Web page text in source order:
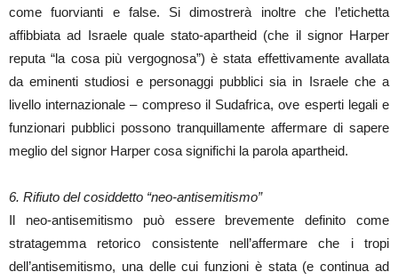
come fuorvianti e false. Si dimostrerà inoltre che l’etichetta
affibbiata ad Israele quale stato-apartheid (che il signor Harper
reputa “la cosa più vergognosa”) è stata effettivamente avallata
da eminenti studiosi e personaggi pubblici sia in Israele che a
livello internazionale – compreso il Sudafrica, ove esperti legali e
funzionari pubblici possono tranquillamente affermare di sapere
meglio del signor Harper cosa significhi la parola apartheid.
6. Rifiuto del cosiddetto “neo-antisemitismo”
Il neo-antisemitismo può essere brevemente definito come
stratagemma retorico consistente nell’affermare che i tropi
dell’antisemitismo, una delle cui funzioni è stata (e continua ad